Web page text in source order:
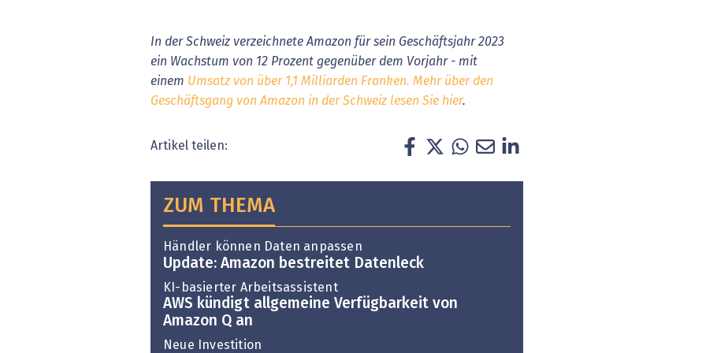
In der Schweiz verzeichnete Amazon für sein Geschäftsjahr 2023
ein Wachstum von 12 Prozent gegenüber dem Vorjahr - mit
einem Umsatz von über 1,1 Milliarden Franken. Mehr über den
Geschäftsgang von Amazon in der Schweiz lesen Sie hier.
Artikel teilen:
ZUM THEMA
Händler können Daten anpassen
Update: Amazon bestreitet Datenleck
KI-basierter Arbeitsassistent
AWS kündigt allgemeine Verfügbarkeit von
Amazon Q an
Neue Investition